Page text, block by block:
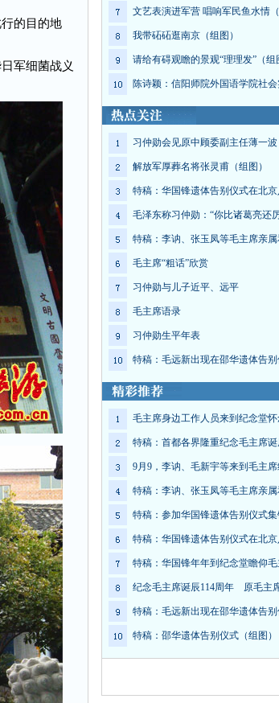
的目的地
军细菌战义
文艺表演进军营 唱响军民鱼水情（
我带砳砳逛南京（组图）
请给有碍观瞻的景观“理理发”（组
陈诗颖：信阳师院外国语学院社
习仲勋会见原中顾委副主任薄一波
解放军厚葬名将张灵甫（组图）
特稿：华国锋遗体告别仪式在北
毛泽东称习仲勋：“你比诸葛亮还
特稿：李讷、张玉凤等毛主席亲
毛主席“粗话”欣赏
习仲勋与儿子近平、远平
毛主席语录
习仲勋生平年表
特稿：毛远新出现在邵华遗体告别
毛主席身边工作人员来到纪念堂怀
特稿：首都各界隆重纪念毛主席
9月9，李讷、毛新宇等来到毛主席
特稿：李讷、张玉凤等毛主席亲
特稿：参加华国锋遗体告别仪式集
特稿：华国锋遗体告别仪式在北
特稿：华国锋年年到纪念堂瞻仰毛
纪念毛主席诞辰114周年 原毛主
特稿：毛远新出现在邵华遗体告别
特稿：邵华遗体告别仪式（组图）